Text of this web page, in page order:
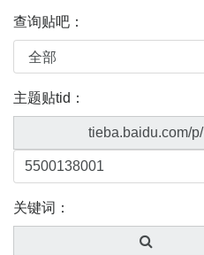
查询贴吧：
主题贴tid：
tieba.baidu.com/p/
关键词：